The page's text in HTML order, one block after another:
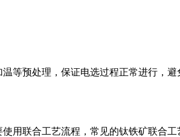
等预处理，保证电选过程正常进行，
用联合工艺流程，常见的钛铁矿联合